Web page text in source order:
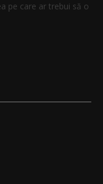
pe care ar trebui să o